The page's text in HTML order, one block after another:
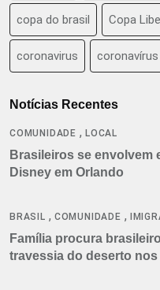
copa do brasil Copa
coronavirus coronavírus
Notícias Recentes
COMUNIDADE , LOCAL
Brasileiros se envolvem
Disney em Orlando
BRASIL , COMUNIDADE ,
Família procura
travessia do deserto nos